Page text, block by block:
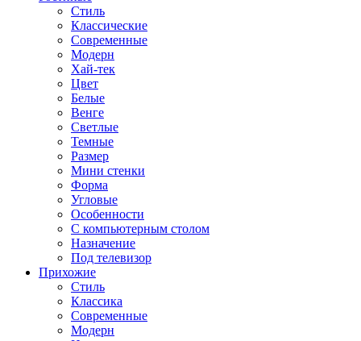
Стиль
Классические
Современные
Модерн
Хай-тек
Цвет
Белые
Венге
Светлые
Темные
Размер
Мини стенки
Форма
Угловые
Особенности
С компьютерным столом
Назначение
Под телевизор
Прихожие
Стиль
Классика
Современные
Модерн